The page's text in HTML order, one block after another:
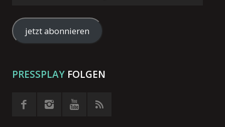
Mail-
Adresse
eingeben
jetzt abonnieren
PRESSPLAY FOLGEN